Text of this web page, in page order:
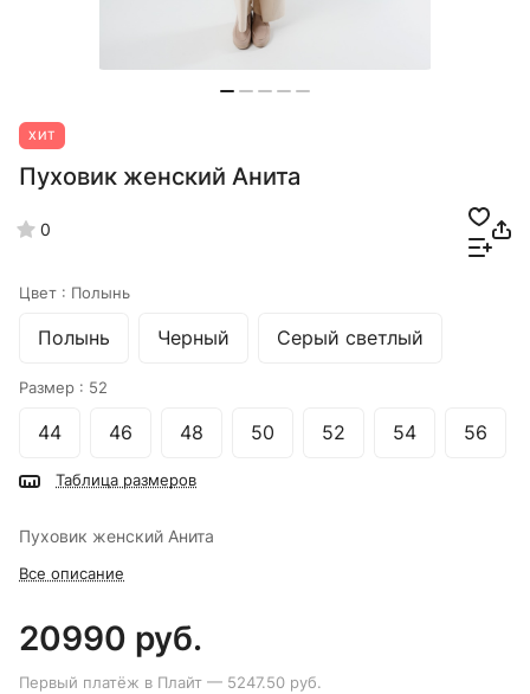
ХИТ
Пуховик женский Анита
0
Цвет : Полынь
Полынь Черный Серый светлый
Размер : 52
44 46 48 50 52 54 56
Таблица размеров
Пуховик женский Анита
Все описание
20990 руб.
Первый платёж в Плайт — 5247.50 руб.